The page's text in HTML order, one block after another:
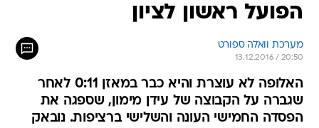
הפועל ראשון לציון
מערכת וואלה ספורט
13.12.2016 / 20:50
האלופה לא עוצרת והיא כבר במאזן 0:11 לאחר
שגברה על הקבוצה של עידן מימון, שספגה את
הפסדה החמישי העונה והשלישי ברציפות. נובאק